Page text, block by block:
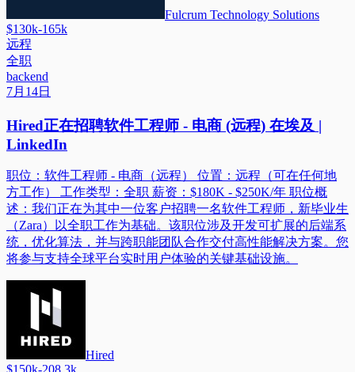
Fulcrum Technology Solutions
$130k-165k
远程
全职
backend
7月14日
Hired正在招聘软件工程师 - 电商 (远程) 在埃及 |
LinkedIn
职位：软件工程师 - 电商（远程） 位置：远程（可在任何地
方工作） 工作类型：全职 薪资：$180K - $250K/年 职位概
述：我们正在为其中一位客户招聘一名软件工程师，新毕业生
（Zara）以全职工作为基础。该职位涉及开发可扩展的后端系
统，优化算法，并与跨职能团队合作交付高性能解决方案。您
将参与支持全球平台实时用户体验的关键基础设施。
Hired